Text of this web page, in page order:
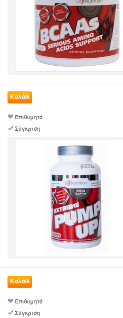
Επιθυμητό
Σύγκριση
Επιθυμητό
Σύγκριση